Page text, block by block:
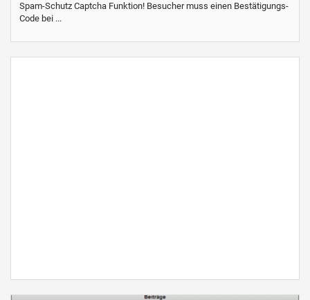
Spam-Schutz Captcha Funktion! Besucher muss einen Bestätigungs-
Code bei ...